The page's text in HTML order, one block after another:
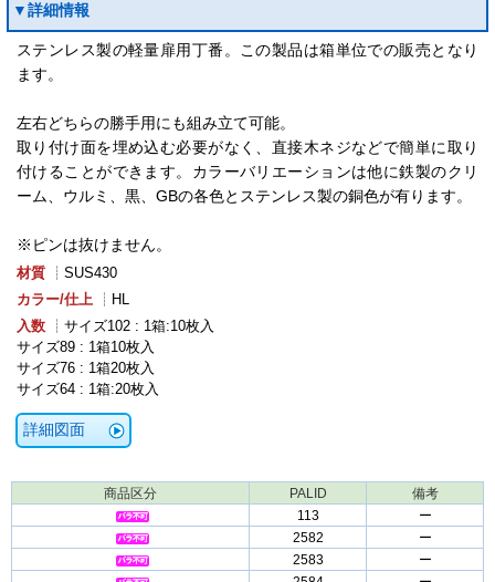
▼詳細情報
ステンレス製の軽量扉用丁番。この製品は箱単位での販売となり
ます。
左右どちらの勝手用にも組み立て可能。
取り付け面を埋め込む必要がなく、直接木ネジなどで簡単に取り
付けることができます。カラーバリエーションは他に鉄製のクリ
ーム、ウルミ、黒、GBの各色とステンレス製の銅色が有ります。
※ピンは抜けません。
材質
┊SUS430
カラー/仕上
┊HL
入数
┊サイズ102 : 1箱:10枚入
サイズ89 : 1箱10枚入
サイズ76 : 1箱20枚入
サイズ64 : 1箱:20枚入
詳細図面
商品区分 PALID
備考
113
ー
2582
ー
2583
ー